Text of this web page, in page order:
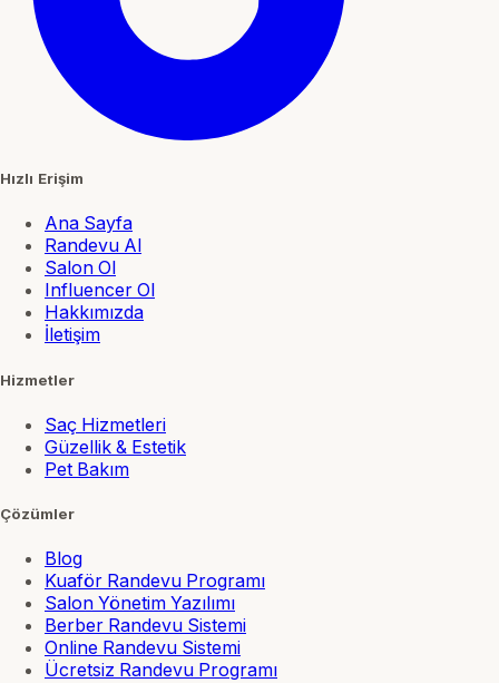
Hızlı Erişim
Ana Sayfa
Randevu Al
Salon Ol
Influencer Ol
Hakkımızda
İletişim
Hizmetler
Saç Hizmetleri
Güzellik & Estetik
Pet Bakım
Çözümler
Blog
Kuaför Randevu Programı
Salon Yönetim Yazılımı
Berber Randevu Sistemi
Online Randevu Sistemi
Ücretsiz Randevu Programı